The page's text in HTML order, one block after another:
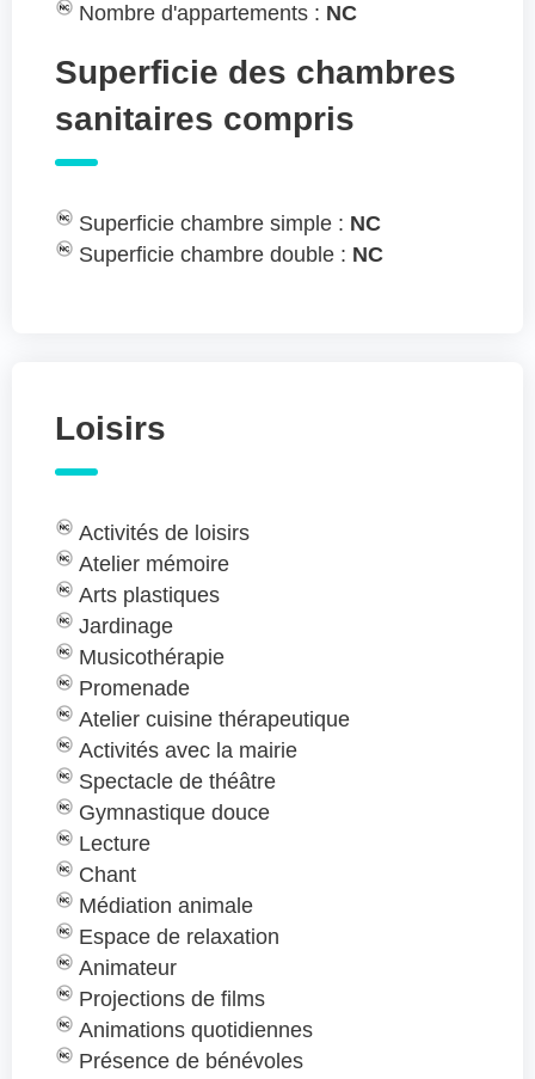
Nombre d'appartements : NC
Superficie des chambres
sanitaires compris
Superficie chambre simple : NC
Superficie chambre double : NC
Loisirs
Activités de loisirs
Atelier mémoire
Arts plastiques
Jardinage
Musicothérapie
Promenade
Atelier cuisine thérapeutique
Activités avec la mairie
Spectacle de théâtre
Gymnastique douce
Lecture
Chant
Médiation animale
Espace de relaxation
Animateur
Projections de films
Animations quotidiennes
Présence de bénévoles